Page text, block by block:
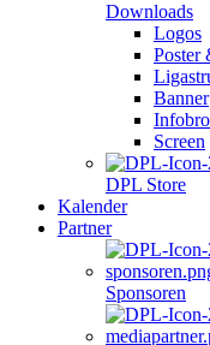
Downloads
Logos
Poster
Banner
Screen
DPL Store
Kalender
Partner
Sponsoren